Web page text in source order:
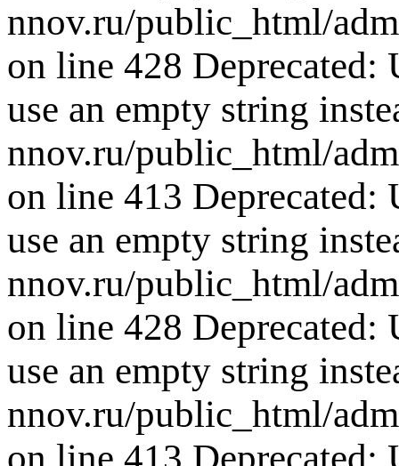
nnov.ru/public_html/
on line 428 Deprecated:
use an empty string
nnov.ru/public_html/
on line 413 Deprecated:
use an empty string
nnov.ru/public_html/
on line 428 Deprecated:
use an empty string
nnov.ru/public_html/
on line 413 Deprecated: